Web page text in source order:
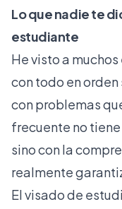
Lo que nadie te
estudiante
He visto a
con todo en
con problemas
frecuente no
sino con la
realmente
El visado de